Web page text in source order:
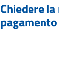
Chiedere